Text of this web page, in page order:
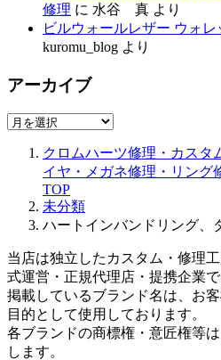
修理 に 水谷 真 より
ビルウォールレザー ウォ
kuromu_blog より
アーカイブ
ア
クロムハーツ修理・カスタ
イヤ・メガネ修理・リング
TOP
未分類
ハートインバンドリング、
当店は独立したカスタム・修理
式運営・正規代理店・提携企業で
掲載しているブランド名は、お
目的として使用しております。
各ブランドの商標権・意匠権等
します。